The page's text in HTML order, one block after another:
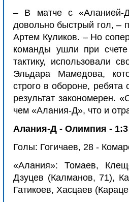
– В матче с «Аланией-
довольно быстрый гол, –
Артем Куликов. – Но
команды ушли при
тактику, использовали
Эльдара Мамедова,
строго в обороне,
результат закономерен.
чем «Алания-Д», что и
Алания-Д - Олимпия - 1:3
Голы: Гогичаев, 28 -
«Алания»: Томаев,
Дзуцев (Калманов, 71),
Гатикоев, Хасцаев